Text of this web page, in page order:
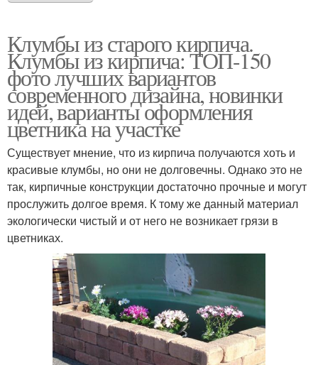
Клумбы из старого кирпича.
Клумбы из кирпича: ТОП-150
фото лучших вариантов
современного дизайна, новинки
идей, варианты оформления
цветника на участке
Существует мнение, что из кирпича получаются хоть и
красивые клумбы, но они не долговечны. Однако это не
так, кирпичные конструкции достаточно прочные и могут
прослужить долгое время. К тому же данный материал
экологически чистый и от него не возникает грязи в
цветниках.